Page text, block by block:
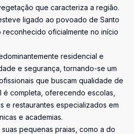
que caracteriza a região.
ligado ao povoado de Santo
reconhecido oficialmente no início
residencial e
e segurança, tornando-se um
que buscam qualidade de
é completa, oferecendo escolas,
e restaurantes especializados em
e academias.
pequenas praias, como a do